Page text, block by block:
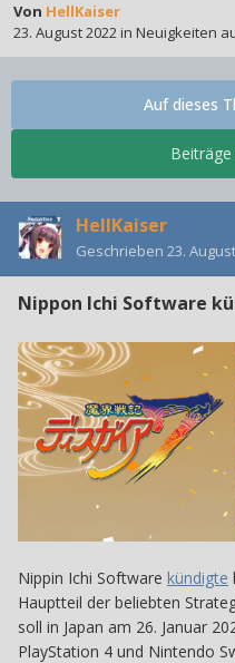
Von HellKaiser
23. August 2022in Neuigkeiten
Beiträge
Auf dieses
HellKaiser
Geschrieben 23.
Nippon Ichi Software
Nippin Ichi Software kündigte
Hauptteil der beliebten
soll in Japan am 26. Januar
PlayStation 4 und Nintendo